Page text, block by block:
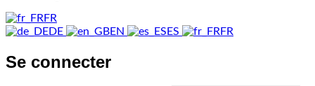
FR
DE
EN ES FR
Se connecter